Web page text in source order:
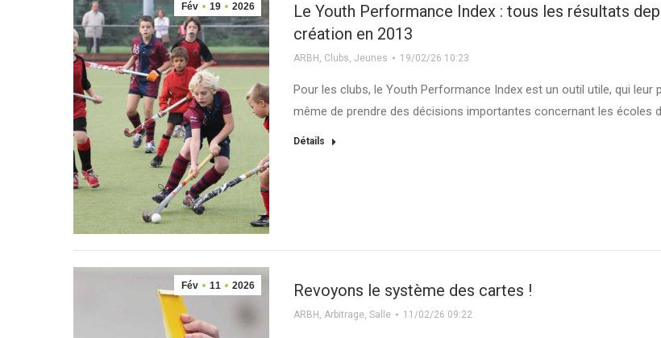
Fév 19 2026
Le Youth Performance Index : tous les résultats
création en 2013
ARBH , Clubs,Jeunes 19/02/26 10:23
Pour les clubs, le Youth Performance Index est un outil utile, qui leur
même de prendre des décisions importantes concernant les écoles
Détails
Fév 11 2026 Revoyons le système des cartes !
ARBH , Arbitrage,Salle 11/02/26 09:22